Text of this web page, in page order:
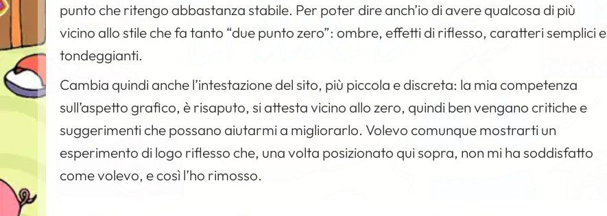
punto che ritengo abbastanza stabile. Per poter dire anch’io di avere qualcosa di più
vicino allo stile che fa tanto “due punto zero”: ombre, effetti di riflesso, caratteri semplici e
tondeggianti.
Cambia quindi anche l’intestazione del sito, più piccola e discreta: la mia competenza
sull’aspetto grafico, è risaputo, si attesta vicino allo zero, quindi ben vengano critiche e
suggerimenti che possano aiutarmi a migliorarlo. Volevo comunque mostrarti un
esperimento di logo riflesso che, una volta posizionato qui sopra, non mi ha soddisfatto
come volevo, e così l’ho rimosso.